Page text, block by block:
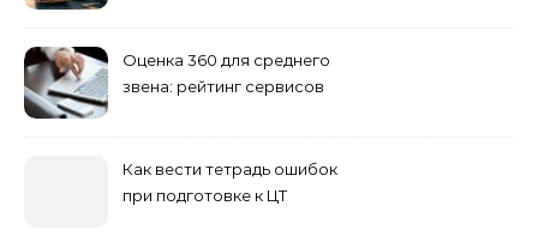
Оценка 360 для среднего
звена: рейтинг сервисов
Как вести тетрадь ошибок
при подготовке к ЦТ